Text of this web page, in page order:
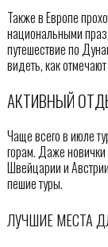
Также в Европе
национальными
путешествие по
видеть, как
АКТИВНЫЙ
Чаще всего в июле
горам. Даже новички
Швейцарии и
пешие туры.
ЛУЧШИЕ МЕСТА